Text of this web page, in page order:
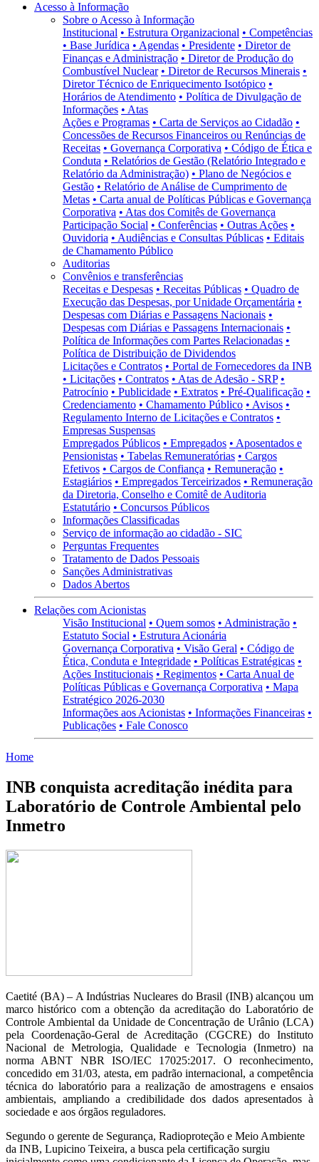
Acesso à Informação
Sobre o Acesso à Informação
Institucional • Estrutura Organizacional • Competências
• Base Jurídica • Agendas • Presidente • Diretor de
Finanças e Administração • Diretor de Produção do
Combustível Nuclear • Diretor de Recursos Minerais •
Diretor Técnico de Enriquecimento Isotópico •
Horários de Atendimento • Política de Divulgação de
Informações • Atas
Ações e Programas • Carta de Serviços ao Cidadão •
Concessões de Recursos Financeiros ou Renúncias de
Receitas • Governança Corporativa • Código de Ética e
Conduta • Relatórios de Gestão (Relatório Integrado e
Relatório da Administração) • Plano de Negócios e
Gestão • Relatório de Análise de Cumprimento de
Metas • Carta anual de Políticas Públicas e Governança
Corporativa • Atas dos Comitês de Governança
Participação Social • Conferências • Outras Ações •
Ouvidoria • Audiências e Consultas Públicas • Editais
de Chamamento Público
Auditorias
Convênios e transferências
Receitas e Despesas • Receitas Públicas • Quadro de
Execução das Despesas, por Unidade Orçamentária •
Despesas com Diárias e Passagens Nacionais •
Despesas com Diárias e Passagens Internacionais •
Política de Informações com Partes Relacionadas •
Política de Distribuição de Dividendos
Licitações e Contratos • Portal de Fornecedores da INB
• Licitações • Contratos • Atas de Adesão - SRP •
Patrocínio • Publicidade • Extratos • Pré-Qualificação •
Credenciamento • Chamamento Público • Avisos •
Regulamento Interno de Licitações e Contratos •
Empresas Suspensas
Empregados Públicos • Empregados • Aposentados e
Pensionistas • Tabelas Remuneratórias • Cargos
Efetivos • Cargos de Confiança • Remuneração •
Estagiários • Empregados Terceirizados • Remuneração
da Diretoria, Conselho e Comitê de Auditoria
Estatutário • Concursos Públicos
Informações Classificadas
Serviço de informação ao cidadão - SIC
Perguntas Frequentes
Tratamento de Dados Pessoais
Sanções Administrativas
Dados Abertos
Relações com Acionistas
Visão Institucional • Quem somos • Administração •
Estatuto Social • Estrutura Acionária
Governança Corporativa • Visão Geral • Código de
Ética, Conduta e Integridade • Políticas Estratégicas •
Ações Institucionais • Regimentos • Carta Anual de
Políticas Públicas e Governança Corporativa • Mapa
Estratégico 2026-2030
Informações aos Acionistas • Informações Financeiras •
Publicações • Fale Conosco
Home
INB conquista acreditação inédita para
Laboratório de Controle Ambiental pelo
Inmetro
Caetité (BA) – A Indústrias Nucleares do Brasil (INB) alcançou um
marco histórico com a obtenção da acreditação do Laboratório de
Controle Ambiental da Unidade de Concentração de Urânio (LCA)
pela Coordenação-Geral de Acreditação (CGCRE) do Instituto
Nacional de Metrologia, Qualidade e Tecnologia (Inmetro) na
norma ABNT NBR ISO/IEC 17025:2017. O reconhecimento,
concedido em 31/03, atesta, em padrão internacional, a competência
técnica do laboratório para a realização de amostragens e ensaios
ambientais, ampliando a credibilidade dos dados apresentados à
sociedade e aos órgãos reguladores.
Segundo o gerente de Segurança, Radioproteção e Meio Ambiente
da INB, Lupicino Teixeira, a busca pela certificação surgiu